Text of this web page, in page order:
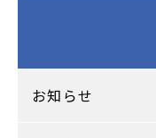
お知らせ